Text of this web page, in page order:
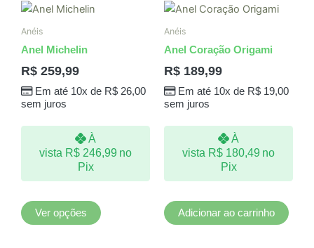
Anéis
Anel Michelin
R$ 259,99
Em até 10x de R$26,00
sem juros
À
vista R$246,99 no
Pix
Ver opções
As
podem
escolhidas
do
Anéis
Anel Coração Origami
R$ 189,99
Em até 10x de R$19,00
sem juros
À
vista R$180,49 no
Pix
Adicionar ao carrinho